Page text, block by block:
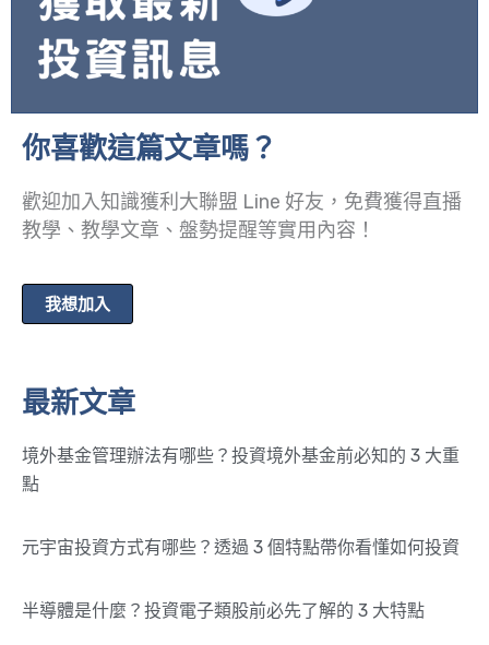
你喜歡這篇文章嗎？
歡迎加入知識獲利大聯盟 Line 好友，免費獲得直播
教學、教學文章、盤勢提醒等實用內容！
我想加入
最新文章
境外基金管理辦法有哪些？投資境外基金前必知的 3 大重
點
元宇宙投資方式有哪些？透過 3 個特點帶你看懂如何投資
半導體是什麼？投資電子類股前必先了解的 3 大特點